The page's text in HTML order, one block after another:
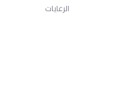
الرعايات